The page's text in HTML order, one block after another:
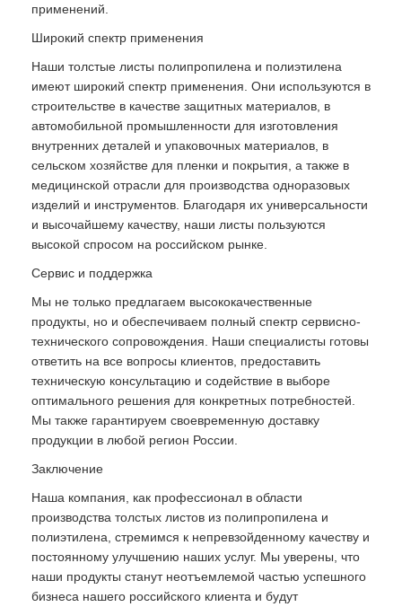
применений.
Широкий спектр применения
Наши толстые листы полипропилена и полиэтилена
имеют широкий спектр применения. Они используются в
строительстве в качестве защитных материалов, в
автомобильной промышленности для изготовления
внутренних деталей и упаковочных материалов, в
сельском хозяйстве для пленки и покрытия, а также в
медицинской отрасли для производства одноразовых
изделий и инструментов. Благодаря их универсальности
и высочайшему качеству, наши листы пользуются
высокой спросом на российском рынке.
Сервис и поддержка
Мы не только предлагаем высококачественные
продукты, но и обеспечиваем полный спектр сервисно-
технического сопровождения. Наши специалисты готовы
ответить на все вопросы клиентов, предоставить
техническую консультацию и содействие в выборе
оптимального решения для конкретных потребностей.
Мы также гарантируем своевременную доставку
продукции в любой регион России.
Заключение
Наша компания, как профессионал в области
производства толстых листов из полипропилена и
полиэтилена, стремимся к непревзойденному качеству и
постоянному улучшению наших услуг. Мы уверены, что
наши продукты станут неотъемлемой частью успешного
бизнеса нашего российского клиента и будут